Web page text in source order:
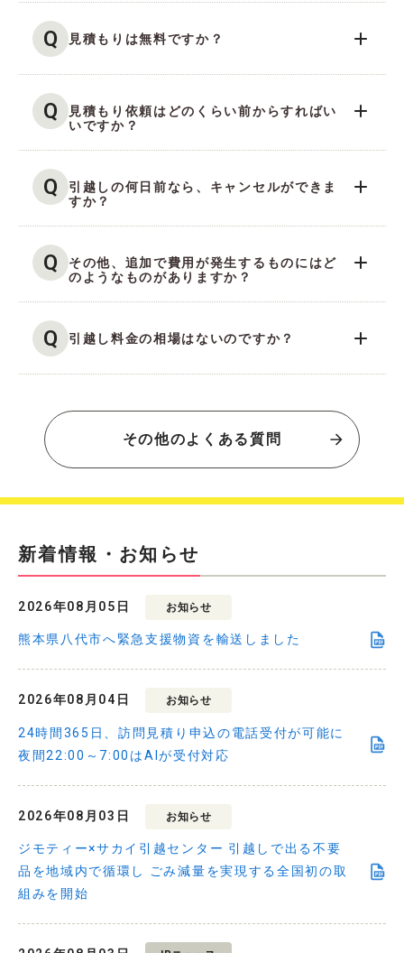
Q 見積もりは無料ですか？
Q
見積もり依頼はどのくらい前からすればい
いですか？
Q
引越しの何日前なら、キャンセルができま
すか？
Q
その他、追加で費用が発生するものにはど
のようなものがありますか？
Q 引越し料金の相場はないのですか？
その他のよくある質問
新着情報・お知らせ
2026年08月05日 お知らせ
熊本県八代市へ緊急支援物資を輸送しました
2026年08月04日 お知らせ
24時間365日、訪問見積り申込の電話受付が可能に
夜間22:00～7:00はAIが受付対応
2026年08月03日 お知らせ
ジモティー×サカイ引越センター 引越しで出る不要
品を地域内で循環し ごみ減量を実現する全国初の取
組みを開始